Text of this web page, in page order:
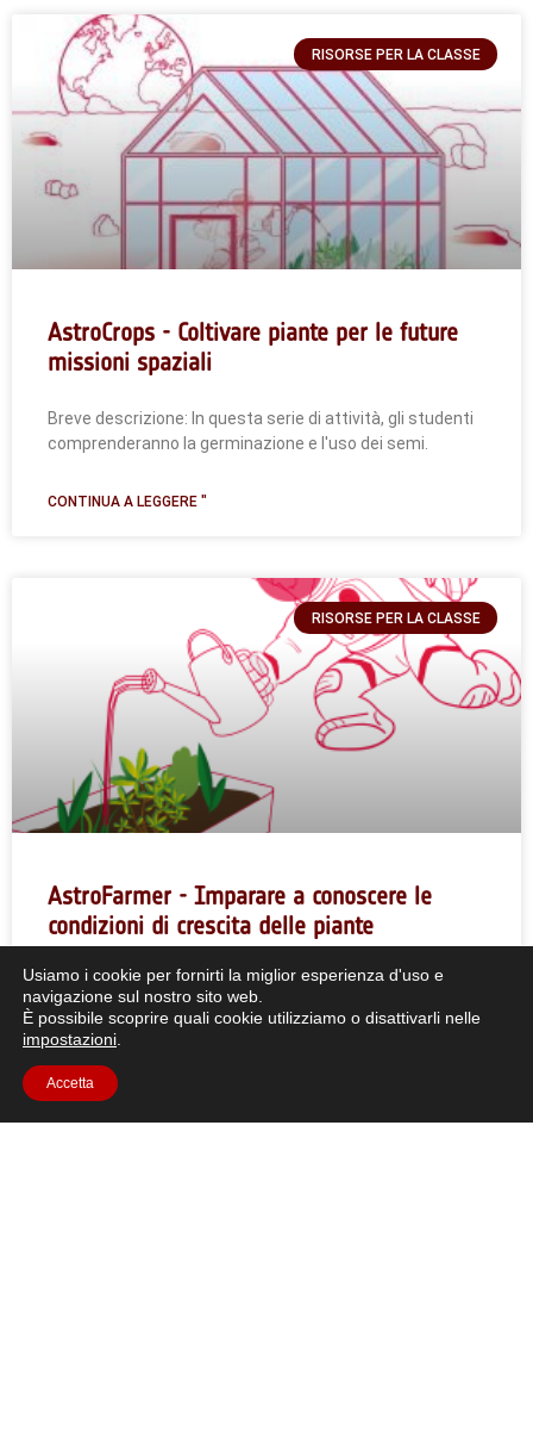
RISORSE PER LA CLASSE
AstroCrops - Coltivare piante per le future
missioni spaziali
Breve descrizione: In questa serie di attività, gli studenti
comprenderanno la germinazione e l'uso dei semi.
CONTINUA A LEGGERE "
RISORSE PER LA CLASSE
AstroFarmer - Imparare a conoscere le
condizioni di crescita delle piante
Breve descrizione: In questa serie di sei attività, gli
studenti indagheranno su quali fattori influenzano le
piante.
CONTINUA A LEGGERE "
Usiamo i cookie per fornirti la miglior esperienza d'uso e
navigazione sul nostro sito web.
È possibile scoprire quali cookie utilizziamo o disattivarli nelle
impostazioni
Accetta